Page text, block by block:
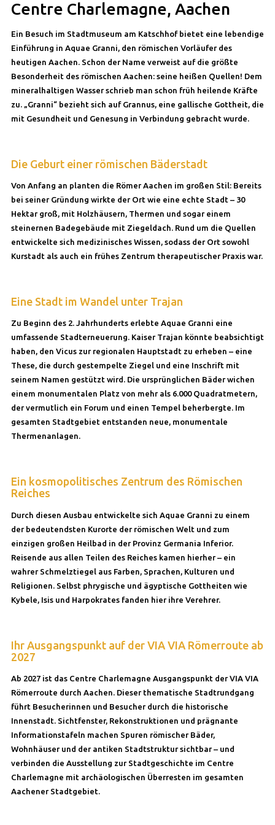
Centre Charlemagne, Aachen
Ein Besuch im Stadtmuseum am Katschhof bietet eine lebendige
Einführung in Aquae Granni, den römischen Vorläufer des
heutigen Aachen. Schon der Name verweist auf die größte
Besonderheit des römischen Aachen: seine heißen Quellen! Dem
mineralhaltigen Wasser schrieb man schon früh heilende Kräfte
zu. „Granni“ bezieht sich auf Grannus, eine gallische Gottheit, die
mit Gesundheit und Genesung in Verbindung gebracht wurde.
Die Geburt einer römischen Bäderstadt
Von Anfang an planten die Römer Aachen im großen Stil: Bereits
bei seiner Gründung wirkte der Ort wie eine echte Stadt – 30
Hektar groß, mit Holzhäusern, Thermen und sogar einem
steinernen Badegebäude mit Ziegeldach. Rund um die Quellen
entwickelte sich medizinisches Wissen, sodass der Ort sowohl
Kurstadt als auch ein frühes Zentrum therapeutischer Praxis war.
Eine Stadt im Wandel unter Trajan
Zu Beginn des 2. Jahrhunderts erlebte Aquae Granni eine
umfassende Stadterneuerung. Kaiser Trajan könnte beabsichtigt
haben, den Vicus zur regionalen Hauptstadt zu erheben – eine
These, die durch gestempelte Ziegel und eine Inschrift mit
seinem Namen gestützt wird. Die ursprünglichen Bäder wichen
einem monumentalen Platz von mehr als 6.000 Quadratmetern,
der vermutlich ein Forum und einen Tempel beherbergte. Im
gesamten Stadtgebiet entstanden neue, monumentale
Thermenanlagen.
Ein kosmopolitisches Zentrum des Römischen
Reiches
Durch diesen Ausbau entwickelte sich Aquae Granni zu einem
der bedeutendsten Kurorte der römischen Welt und zum
einzigen großen Heilbad in der Provinz Germania Inferior.
Reisende aus allen Teilen des Reiches kamen hierher – ein
wahrer Schmelztiegel aus Farben, Sprachen, Kulturen und
Religionen. Selbst phrygische und ägyptische Gottheiten wie
Kybele, Isis und Harpokrates fanden hier ihre Verehrer.
Ihr Ausgangspunkt auf der VIA VIA Römerroute ab
2027
Ab 2027 ist das Centre Charlemagne Ausgangspunkt der VIA VIA
Römerroute durch Aachen. Dieser thematische Stadtrundgang
führt Besucherinnen und Besucher durch die historische
Innenstadt. Sichtfenster, Rekonstruktionen und prägnante
Informationstafeln machen Spuren römischer Bäder,
Wohnhäuser und der antiken Stadtstruktur sichtbar – und
verbinden die Ausstellung zur Stadtgeschichte im Centre
Charlemagne mit archäologischen Überresten im gesamten
Aachener Stadtgebiet.